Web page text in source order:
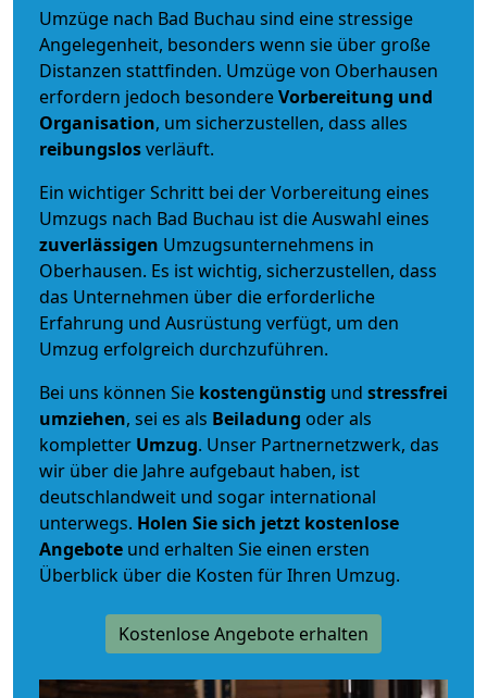
Umzüge nach Bad Buchau sind eine stressige
Angelegenheit, besonders wenn sie über große
Distanzen stattfinden. Umzüge von Oberhausen
erfordern jedoch besondereVorbereitung und
Organisation, um sicherzustellen, dass alles
reibungslosverläuft.
Ein wichtiger Schritt bei der Vorbereitung eines
Umzugs nach Bad Buchau ist die Auswahl eines
zuverlässigen Umzugsunternehmens in
Oberhausen. Es ist wichtig, sicherzustellen, dass
das Unternehmen über die erforderliche
Erfahrung und Ausrüstung verfügt, um den
Umzug erfolgreich durchzuführen.
Bei uns können Sie kostengünstig und stressfrei
umziehen, sei es als Beiladung oder als
kompletter Umzug. Unser Partnernetzwerk, das
wir über die Jahre aufgebaut haben, ist
deutschlandweit und sogar international
unterwegs. Holen Sie sich jetzt kostenlose
Angebote und erhalten Sie einen ersten
Überblick über die Kosten für Ihren Umzug.
Kostenlose Angebote erhalten